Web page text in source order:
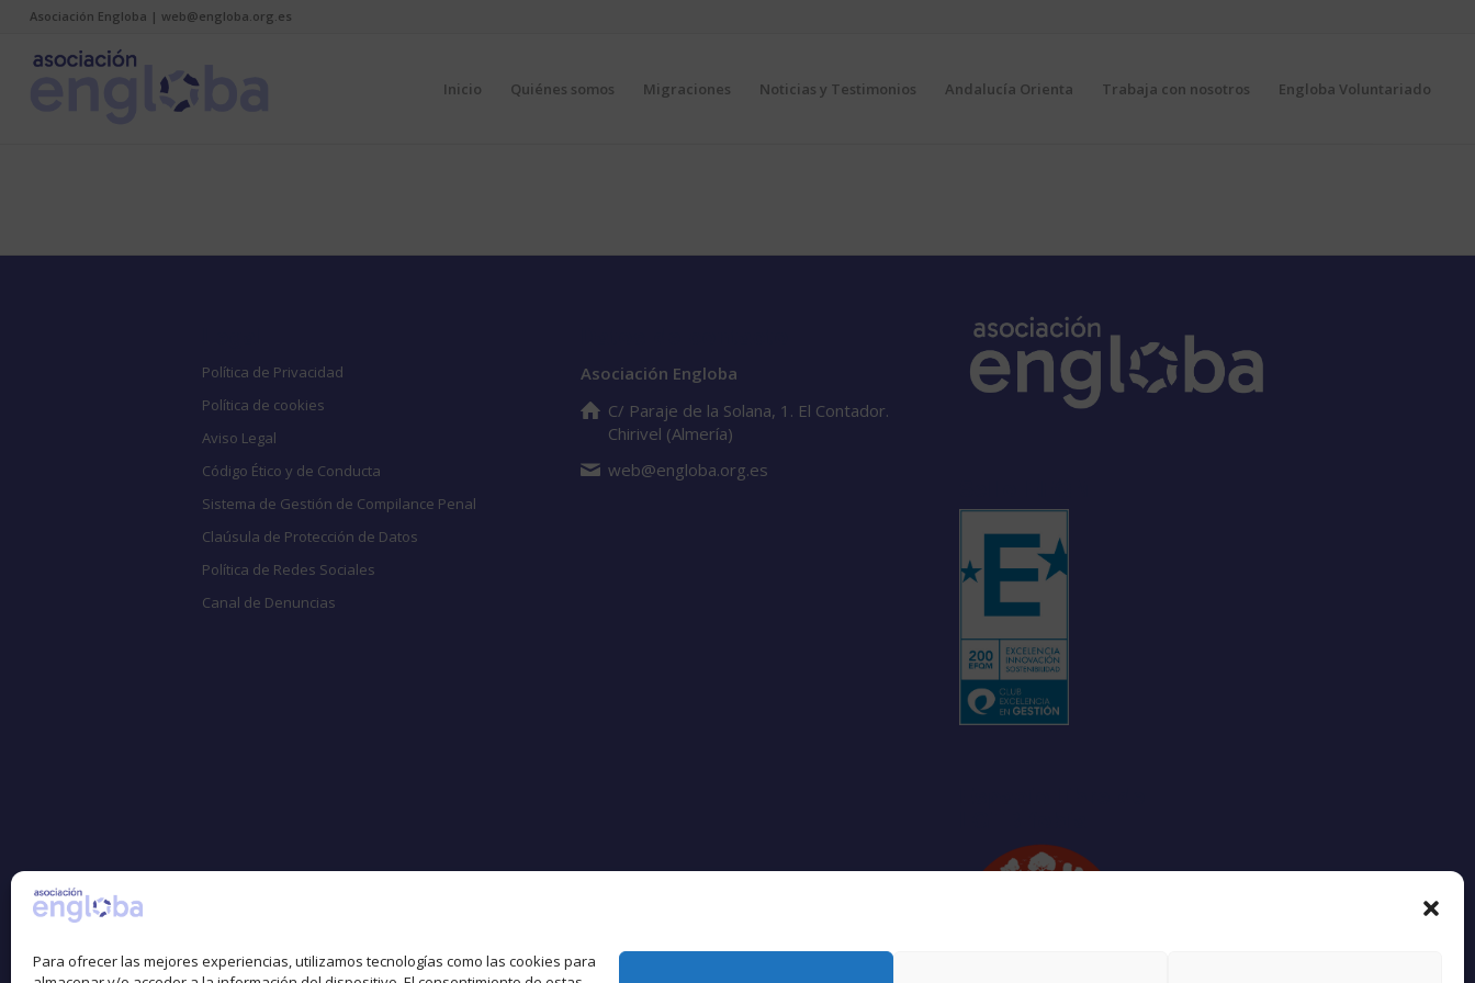
Para ofrecer las mejores experiencias, utilizamos tecnologías como las cookies para
Asociación Engloba | web@engloba.org.es
Inicio Quiénes somos Migraciones Noticias y Testimonios Andalucía Orienta Trabaja con nosotros Engloba Voluntariado
Política de Privacidad
Política de cookies
Aviso Legal
Código Ético y de Conducta
Sistema de Gestión de Compilance Penal
Claúsula de Protección de Datos
Política de Redes Sociales
Canal de Denuncias
Asociación Engloba
C/ Paraje de la Solana, 1. El Contador.
Chirivel (Almería)
web@engloba.org.es